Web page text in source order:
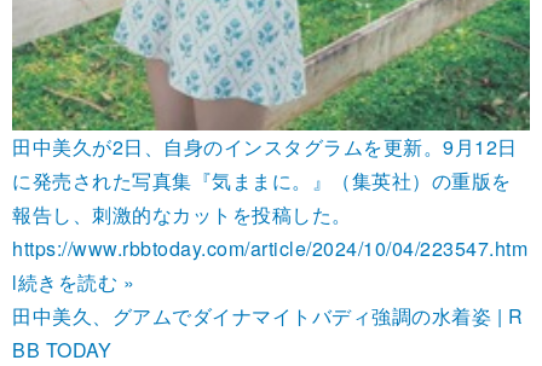
田中美久が2日、自身のインスタグラムを更新。9月12日
に発売された写真集『気ままに。』（集英社）の重版を
報告し、刺激的なカットを投稿した。
https://www.rbbtoday.com/article/2024/10/04/223547.htm
l続きを読む »
田中美久、グアムでダイナマイトバディ強調の水着姿 | R
BB TODAY